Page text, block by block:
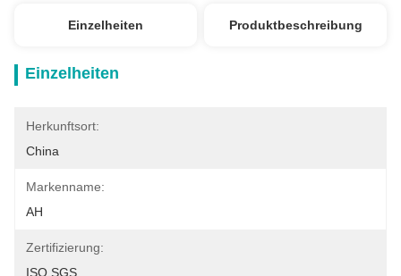
Einzelheiten Produktbeschreibung
Einzelheiten
Herkunftsort:
China
Markenname:
AH
Zertifizierung:
ISO,SGS